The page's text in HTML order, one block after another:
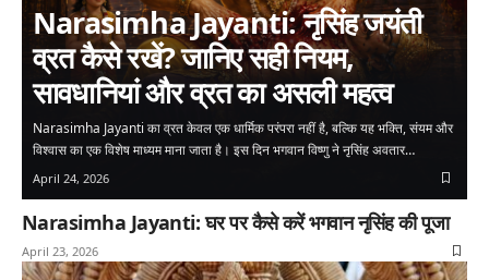
Narasimha Jayanti: नृसिंह जयंती
व्रत कैसे रखें? जानिए सही नियम,
सावधानियां और व्रत का असली महत्व
Narasimha Jayanti का व्रत केवल एक धार्मिक परंपरा नहीं है, बल्कि यह भक्ति, संयम और
विश्वास का एक विशेष माध्यम माना जाता है। इस दिन भगवान विष्णु ने नृसिंह अवतार…
April 24, 2026
Narasimha Jayanti: घर पर कैसे करें भगवान नृसिंह की पूजा
April 23, 2026